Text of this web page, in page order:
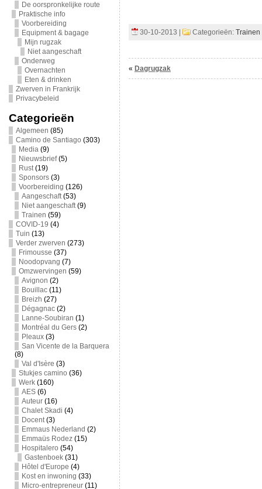
De oorspronkelijke route
Praktische info
Voorbereiding
Equipment & bagage
Mijn rugzak
Niet aangeschaft
Onderweg
Overnachten
Eten & drinken
Zwerven in Frankrijk
Privacybeleid
Categorieën
Algemeen (85)
Camino de Santiago (303)
Media(9)
Nieuwsbrief(5)
Rust(19)
Sponsors(3)
Voorbereiding (126)
Aangeschaft(53)
Niet aangeschaft(9)
Trainen (59)
COVID-19 (4)
Tuin (13)
Verder zwerven (273)
Frimousse (37)
Noodopvang (7)
Omzwervingen (59)
Avignon (2)
Bouillac(11)
Breizh (27)
Dégagnac(2)
Lanne-Soubiran (1)
Montréal du Gers(2)
Pleaux(3)
San Vicente de la Barquera
(8)
Val d'Isère (3)
Stukjes camino (36)
Werk(160)
AES(6)
Auteur(16)
Chalet Skadi (4)
Docent(3)
Emmaus Nederland (2)
Emmaüs Rodez(15)
Hospitalero (54)
Gastenboek(31)
Hôtel d'Europe (4)
Kost en inwoning (33)
Micro-entrepreneur(11)
30-10-2013 | Categorieën: Trainen
« Dagrugzak